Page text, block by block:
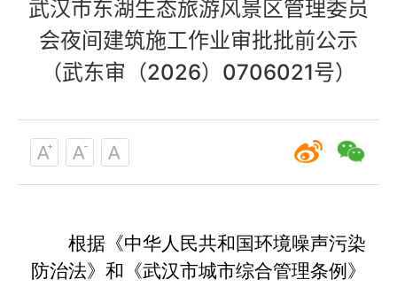
武汉市东湖生态旅游风景区管理委员
会夜间建筑施工作业审批批前公示
（武东审（2026）0706021号）
根据《中华人民共和国环境噪声污染
防治法》和《武汉市城市综合管理条例》